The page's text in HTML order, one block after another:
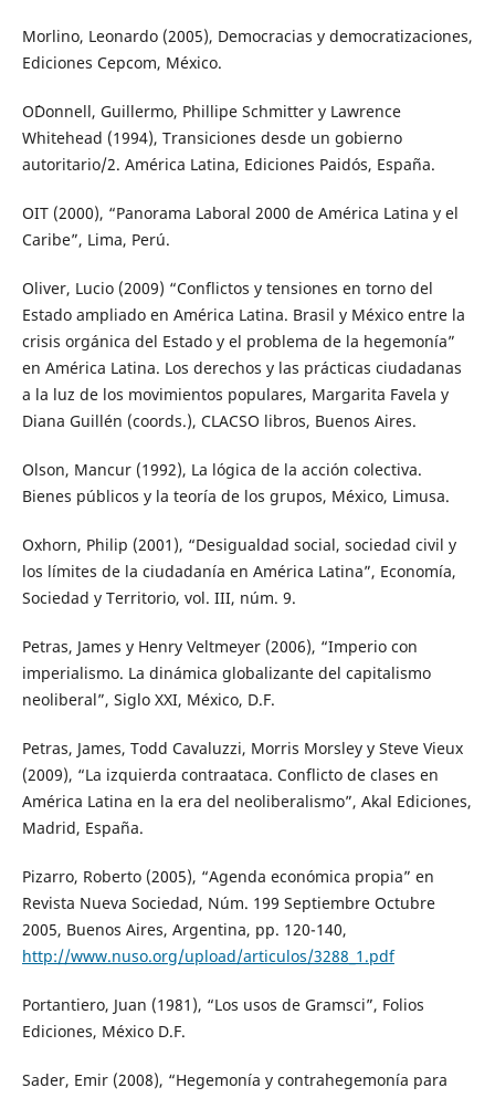
Morlino, Leonardo (2005), Democracias y democratizaciones,
Ediciones Cepcom, México.
O´Donnell, Guillermo, Phillipe Schmitter y Lawrence
Whitehead (1994), Transiciones desde un gobierno
autoritario/2. América Latina, Ediciones Paidós, España.
OIT (2000), “Panorama Laboral 2000 de América Latina y el
Caribe”, Lima, Perú.
Oliver, Lucio (2009) “Conflictos y tensiones en torno del
Estado ampliado en América Latina. Brasil y México entre la
crisis orgánica del Estado y el problema de la hegemonía”
en América Latina. Los derechos y las prácticas ciudadanas
a la luz de los movimientos populares, Margarita Favela y
Diana Guillén (coords.), CLACSO libros, Buenos Aires.
Olson, Mancur (1992), La lógica de la acción colectiva.
Bienes públicos y la teoría de los grupos, México, Limusa.
Oxhorn, Philip (2001), “Desigualdad social, sociedad civil y
los límites de la ciudadanía en América Latina”, Economía,
Sociedad y Territorio, vol. III, núm. 9.
Petras, James y Henry Veltmeyer (2006), “Imperio con
imperialismo. La dinámica globalizante del capitalismo
neoliberal”, Siglo XXI, México, D.F.
Petras, James, Todd Cavaluzzi, Morris Morsley y Steve Vieux
(2009), “La izquierda contraataca. Conflicto de clases en
América Latina en la era del neoliberalismo”, Akal Ediciones,
Madrid, España.
Pizarro, Roberto (2005), “Agenda económica propia” en
Revista Nueva Sociedad, Núm. 199 Septiembre Octubre
2005, Buenos Aires, Argentina, pp. 120-140,
http://www.nuso.org/upload/articulos/3288_1.pdf
Portantiero, Juan (1981), “Los usos de Gramsci”, Folios
Ediciones, México D.F.
Sader, Emir (2008), “Hegemonía y contrahegemonía para